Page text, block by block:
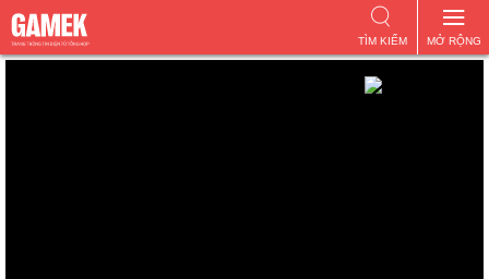
MỞ RỘNG
TÌM KIẾM